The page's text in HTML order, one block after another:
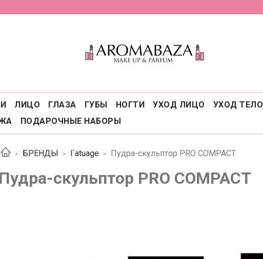
ЛИЦО ГЛАЗА ГУБЫ НОГТИ УХОД ЛИЦО УХОД ТЕЛО
ПОДАРОЧНЫЕ НАБОРЫ
БРЕНДЫ l`atuage Пудра-скульптор PRO COMPACT
Пудра-скульптор PRO COMPACT